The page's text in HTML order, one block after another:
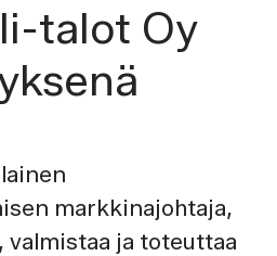
talot Oy
markkinajohtaja,
valmistaa ja toteuttaa